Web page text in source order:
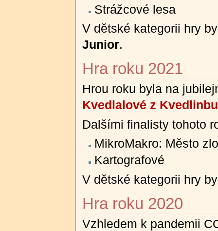
Strážcové lesa
V dětské kategorii hry
Junior.
Hra roku 2021
Hrou roku byla na
Kvedlalové z
Dalšími finalisty tohoto
MikroMakro: Město
Kartografové
V dětské kategorii hry
Hra roku 2020
Vzhledem k pandemii